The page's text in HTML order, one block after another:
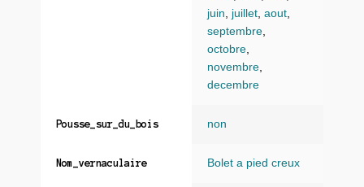
juin, juillet, aout,
septembre,
octobre,
novembre,
decembre
Pousse_sur_du_bois non
Nom_vernaculaire Bolet a pied creux